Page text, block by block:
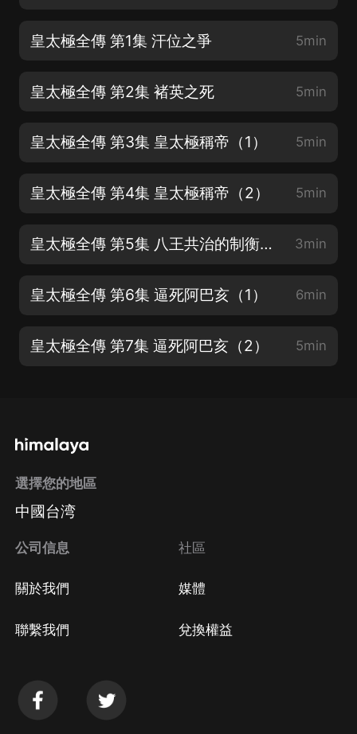
皇太極全傳 第1集 汗位之爭 5min
皇太極全傳 第2集 褚英之死 5min
皇太極全傳 第3集 皇太極稱帝（1） 5min
皇太極全傳 第4集 皇太極稱帝（2） 5min
皇太極全傳 第5集 八王共治的制衡體制 3min
皇太極全傳 第6集 逼死阿巴亥（1） 6min
皇太極全傳 第7集 逼死阿巴亥（2） 5min
選擇您的地區
中國台湾
公司信息
關於我們
聯繫我們
社區
媒體
兌換權益